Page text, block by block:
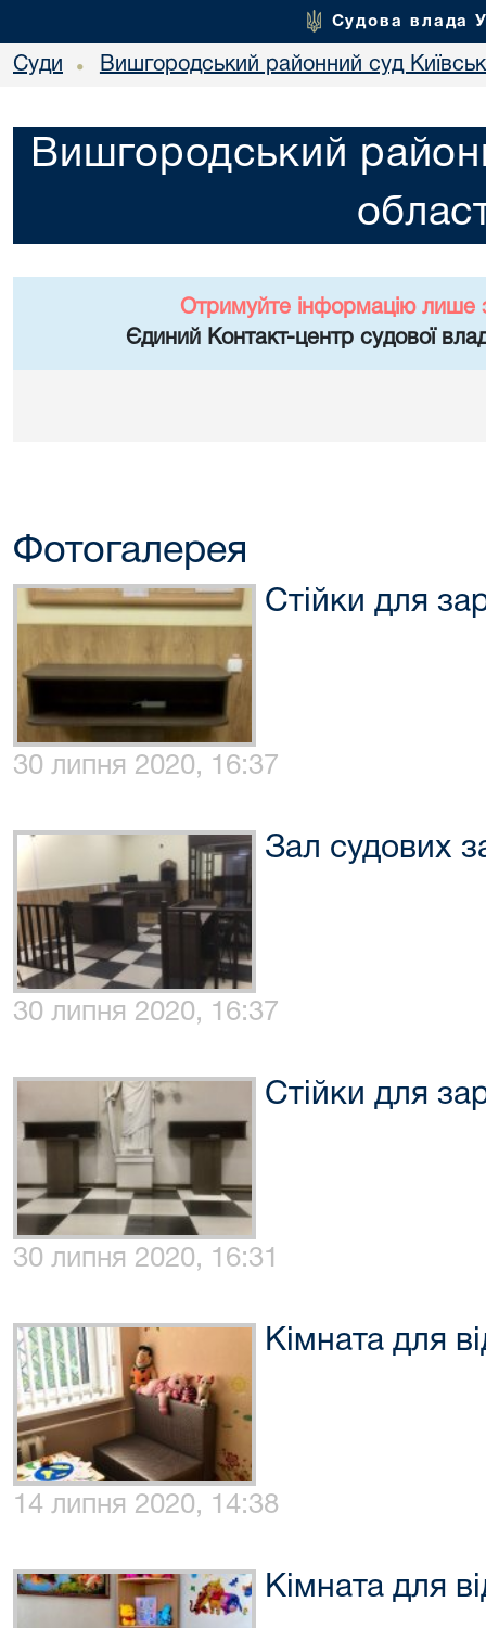
Судова влада
Суди • Вишгородський районний суд
Вишгородський
Отримуйте інформацію лише
Єдиний Контакт-центр судової
Фотогалерея
Стійки для
30 липня 2020, 16:37
Зал судових
30 липня 2020, 16:37
Стійки для
30 липня 2020, 16:31
Кімната для
14 липня 2020, 14:38
Кімната для